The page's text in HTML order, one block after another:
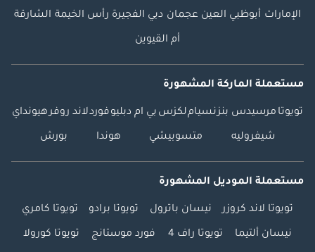
الإمارات أبوظبي العين عجمان دبي الفجيرة رأس الخيمة الشارقة
أم القيوين
مستعملة الماركة المشهورة
تويوتا مرسيدس بنزنسياملكزس بي ام دبليوفوردلاند روفرهيونداي
شيفروليه متسوبيشي هوندا بورش
مستعملة الموديل المشهورة
تويوتا لاند كروزر نيسان باترول تويوتا برادو تويوتا كامري
نيسان ألتيما تويوتا راف 4 فورد موستانج تويوتا كورولا